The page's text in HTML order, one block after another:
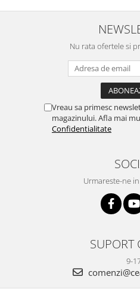
Nu rata ofertele si
Vreau sa primesc
magazinului. Afla mai
Confidentialitate
Urmareste-ne
SUPORT
9-